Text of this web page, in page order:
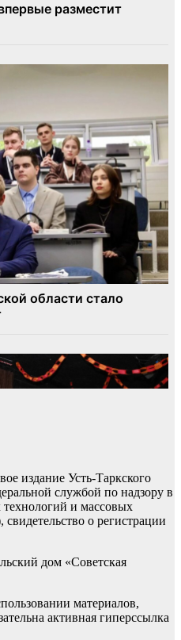
издание Усть-Таркского
службой по надзору в
и массовых
о регистрации
дом «Советская
материалов,
активная гиперссылка